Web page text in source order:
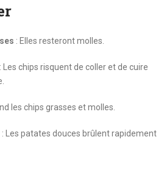
: Elles resteront molles.
Les chips risquent de coller et de cuire
les chips grasses et molles.
: Les patates douces brûlent rapidement